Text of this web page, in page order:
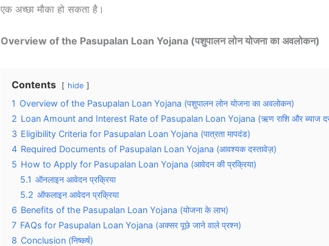
एक अच्छा मौका हो सकता है।
Overview of the Pasupalan Loan Yojana (पशुपालन लोन योजना का अवलोकन)
Contents hide
1 Overview of the Pasupalan Loan Yojana (पशुपालन लोन योजना का अवलोकन)
2 Loan Amount and Interest Rate of Pasupalan Loan Yojana (ऋण राशि और ब्याज
3 Eligibility Criteria for Pasupalan Loan Yojana (पात्रता मापदंड)
4 Required Documents of Pasupalan Loan Yojana (आवश्यक दस्तावेज़)
5 How to Apply for Pasupalan Loan Yojana (आवेदन की प्रक्रिया)
5.1 ऑनलाइन आवेदन प्रक्रिया
5.2 ऑफलाइन आवेदन प्रक्रिया
6 Benefits of the Pasupalan Loan Yojana (योजना के लाभ)
7 FAQs for Pasupalan Loan Yojana (अक्सर पूछे जाने वाले प्रश्न)
8 Conclusion (निष्कर्ष)